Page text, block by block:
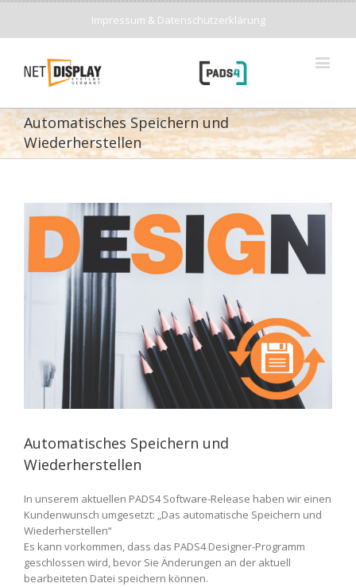
Impressum & Datenschutzerklärung
Automatisches Speichern und
Wiederherstellen
Automatisches Speichern und
Wiederherstellen
In unserem aktuellen PADS4 Software-Release haben wir einen
Kundenwunsch umgesetzt: „Das automatische Speichern und
Wiederherstellen“
Es kann vorkommen, dass das PADS4 Designer-Programm
geschlossen wird, bevor Sie Änderungen an der aktuell
bearbeiteten Datei speichern können.